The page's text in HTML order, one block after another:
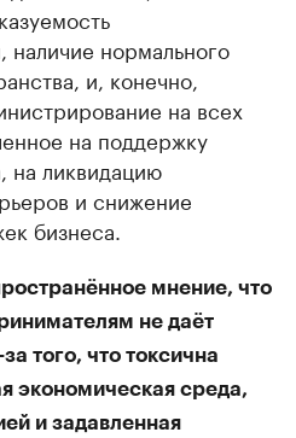
наличие нормального
и, конечно,
на всех
на поддержку
на ликвидацию
и снижение
бизнеса.
мнение, что
не даёт
того, что токсична
экономическая среда,
и задавленная